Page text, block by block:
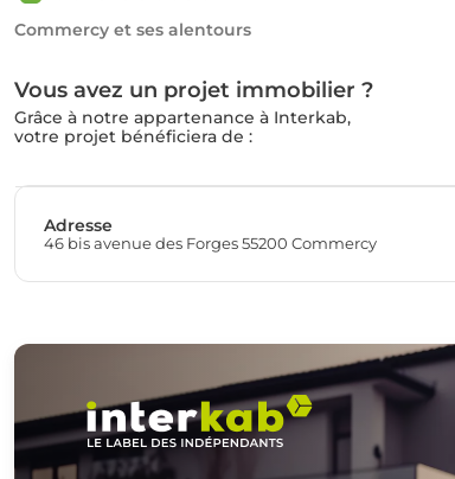
Commercy et ses alentours
Vous avez un projet immobilier ?
Grâce à notre appartenance à Interkab,
votre projet bénéficiera de :
Adresse
46 bis avenue des Forges 55200 Commercy